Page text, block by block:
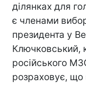
ділянках для
є членами
президента у
Ключковський,
російського
розраховує, що